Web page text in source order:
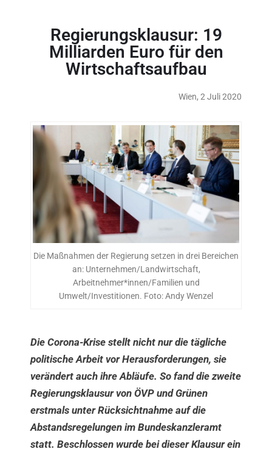
Regierungsklausur: 19
Milliarden Euro für den
Wirtschaftsaufbau
Wien, 2 Juli 2020
Die Maßnahmen der Regierung setzen in drei Bereichen
an: Unternehmen/Landwirtschaft,
Arbeitnehmer*innen/Familien und
Umwelt/Investitionen. Foto: Andy Wenzel
Die Corona-Krise stellt nicht nur die tägliche
politische Arbeit vor Herausforderungen, sie
verändert auch ihre Abläufe. So fand die zweite
Regierungsklausur von ÖVP und Grünen
erstmals unter Rücksichtnahme auf die
Abstandsregelungen im Bundeskanzleramt
statt. Beschlossen wurde bei dieser Klausur ein